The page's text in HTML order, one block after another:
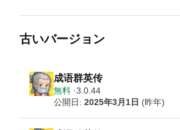
古いバージョン
成语群英传
無料 3.0.44
公開日: 2025年3月1日 (昨年)